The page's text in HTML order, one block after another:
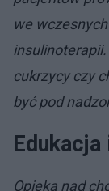
we
cukrzycy czy
być pod
Opieka nad